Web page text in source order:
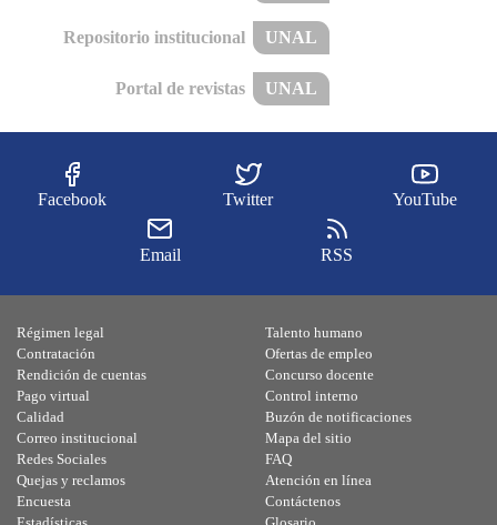
Repositorio institucional UNAL
Portal de revistas UNAL
Facebook Twitter YouTube
Email RSS
Régimen legal
Contratación
Rendición de cuentas
Pago virtual
Calidad
Talento humano
Ofertas de empleo
Concurso docente
Control interno
Buzón de notificaciones
Correo institucional
Redes Sociales
Quejas y reclamos
Encuesta
Mapa del sitio
FAQ
Atención en línea
Contáctenos